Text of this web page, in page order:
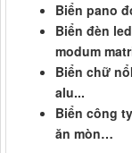
Biển pano
Biển đèn
modum
Biển chữ
alu...
Biển công
ăn mòn…